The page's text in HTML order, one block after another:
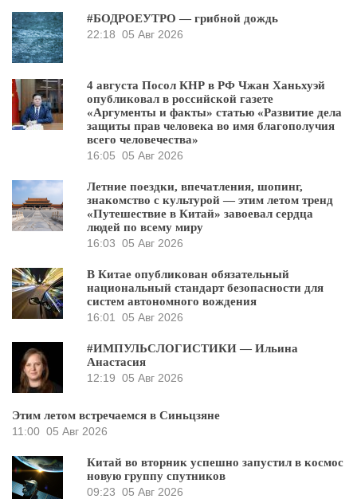
#БОДРОЕУТРО — грибной дождь
22:18 05 Авг 2026
4 августа Посол КНР в РФ Чжан Ханьхуэй
опубликовал в российской газете
«Аргументы и факты» статью «Развитие дела
защиты прав человека во имя благополучия
всего человечества»
16:05 05 Авг 2026
Летние поездки, впечатления, шопинг,
знакомство с культурой — этим летом тренд
«Путешествие в Китай» завоевал сердца
людей по всему миру
16:03 05 Авг 2026
В Китае опубликован обязательный
национальный стандарт безопасности для
систем автономного вождения
16:01
05 Авг 2026
#ИМПУЛЬСЛОГИСТИКИ — Ильина
Анастасия
12:19 05 Авг 2026
Этим летом встречаемся в Синьцзяне
11:00 05 Авг 2026
Китай во вторник успешно запустил в космос
новую группу спутников
09:23 05 Авг 2026